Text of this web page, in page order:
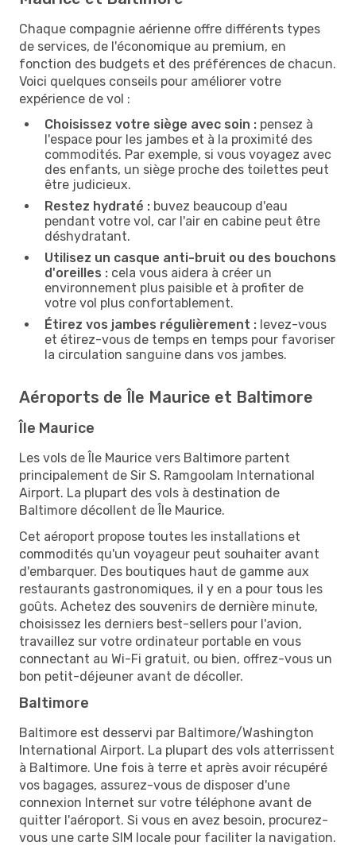
Chaque compagnie aérienne offre différents types
de services, de l'économique au premium, en
fonction des budgets et des préférences de chacun.
Voici quelques conseils pour améliorer votre
expérience de vol :
Choisissez votre siège avec soin : pensez à
l'espace pour les jambes et à la proximité des
commodités. Par exemple, si vous voyagez avec
des enfants, un siège proche des toilettes peut
être judicieux.
Restez hydraté : buvez beaucoup d'eau
pendant votre vol, car l'air en cabine peut être
déshydratant.
Utilisez un casque anti-bruit ou des bouchons
d'oreilles : cela vous aidera à créer un
environnement plus paisible et à profiter de
votre vol plus confortablement.
Étirez vos jambes régulièrement : levez-vous
et étirez-vous de temps en temps pour favoriser
la circulation sanguine dans vos jambes.
Aéroports de Île Maurice et Baltimore
Île Maurice
Les vols de Île Maurice vers Baltimore partent
principalement de Sir S. Ramgoolam International
Airport. La plupart des vols à destination de
Baltimore décollent de Île Maurice.
Cet aéroport propose toutes les installations et
commodités qu'un voyageur peut souhaiter avant
d'embarquer. Des boutiques haut de gamme aux
restaurants gastronomiques, il y en a pour tous les
goûts. Achetez des souvenirs de dernière minute,
choisissez les derniers best-sellers pour l'avion,
travaillez sur votre ordinateur portable en vous
connectant au Wi-Fi gratuit, ou bien, offrez-vous un
bon petit-déjeuner avant de décoller.
Baltimore
Baltimore est desservi par Baltimore/Washington
International Airport. La plupart des vols atterrissent
à Baltimore. Une fois à terre et après avoir récupéré
vos bagages, assurez-vous de disposer d'une
connexion Internet sur votre téléphone avant de
quitter l'aéroport. Si vous en avez besoin, procurez-
vous une carte SIM locale pour faciliter la navigation.